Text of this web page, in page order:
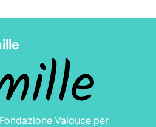
Valduce per